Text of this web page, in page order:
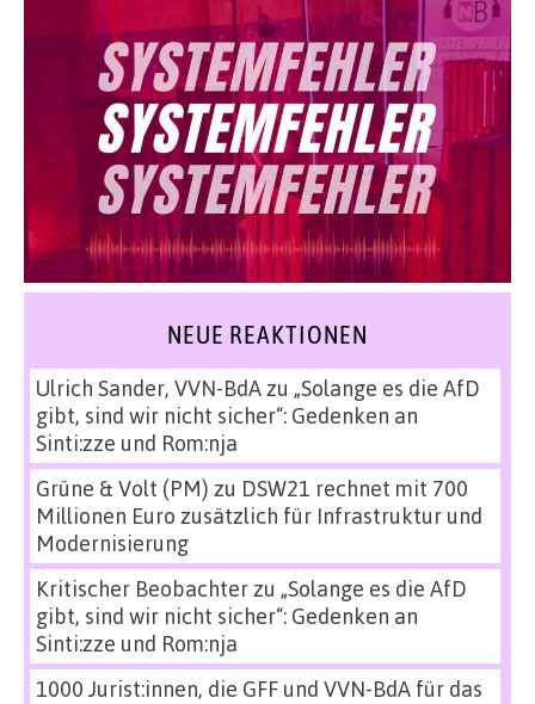
NEUE REAKTIONEN
Ulrich Sander, VVN-BdAzu „Solange es die AfD
gibt, sind wir nicht sicher“: Gedenken an
Sinti:zze und Rom:nja
Grüne & Volt (PM) zu DSW21 rechnet mit 700
Millionen Euro zusätzlich für Infrastruktur und
Modernisierung
Kritischer Beobachterzu „Solange es die AfD
gibt, sind wir nicht sicher“: Gedenken an
Sinti:zze und Rom:nja
1000 Jurist:innen, die GFF und VVN-BdA für das